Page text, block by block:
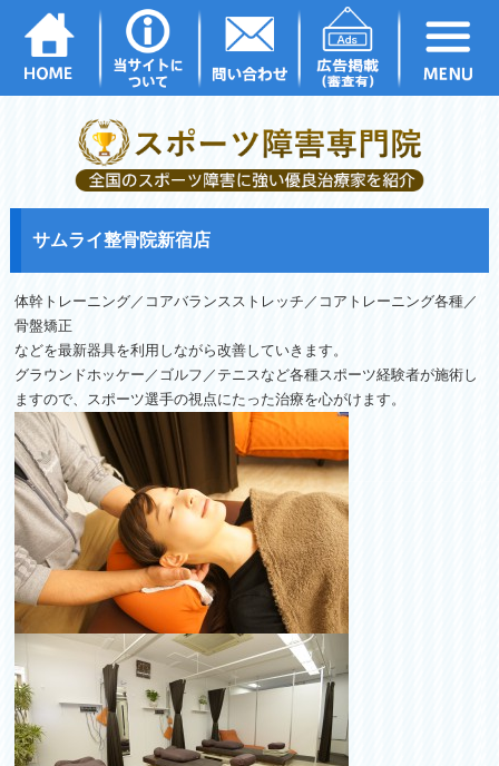
サムライ整骨院新宿店
体幹トレーニング／コアバランスストレッチ／ コアトレーニング各種／
骨盤矯正
などを最新器具を利用しながら改善していきます。
グラウンドホッケー／ゴルフ／ テニスなど各種スポーツ経験者が施術し
ますので、 スポーツ選手の視点にたった治療を心がけます。